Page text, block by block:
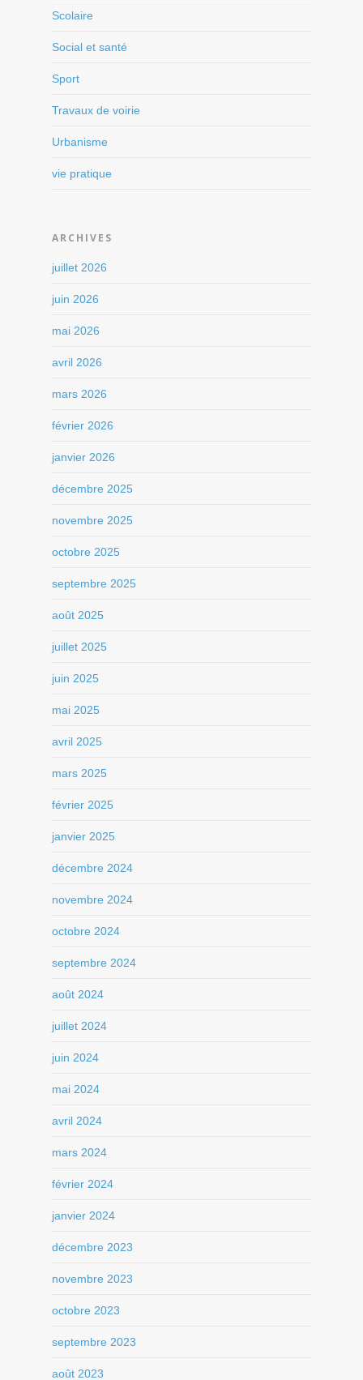
Scolaire
Social et santé
Sport
Travaux de voirie
Urbanisme
vie pratique
ARCHIVES
juillet 2026
juin 2026
mai 2026
avril 2026
mars 2026
février 2026
janvier 2026
décembre 2025
novembre 2025
octobre 2025
septembre 2025
août 2025
juillet 2025
juin 2025
mai 2025
avril 2025
mars 2025
février 2025
janvier 2025
décembre 2024
novembre 2024
octobre 2024
septembre 2024
août 2024
juillet 2024
juin 2024
mai 2024
avril 2024
mars 2024
février 2024
janvier 2024
décembre 2023
novembre 2023
octobre 2023
septembre 2023
août 2023